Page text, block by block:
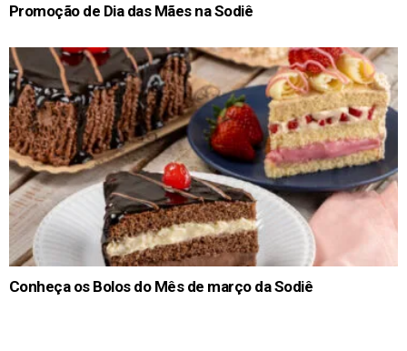
Promoção de Dia das Mães na Sodiê
Conheça os Bolos do Mês de março da Sodiê